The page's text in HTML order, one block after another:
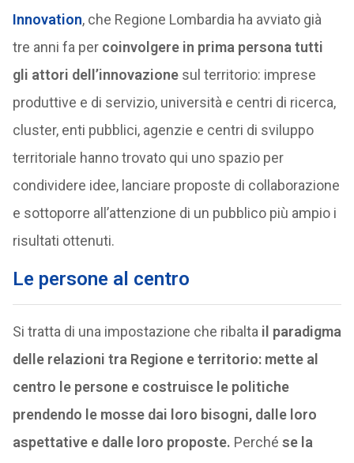
Innovation, che Regione Lombardia ha avviato già
tre anni fa per coinvolgere in prima persona tutti
gli attori dell’innovazione sul territorio: imprese
produttive e di servizio, università e centri di ricerca,
cluster, enti pubblici, agenzie e centri di sviluppo
territoriale hanno trovato qui uno spazio per
condividere idee, lanciare proposte di collaborazione
e sottoporre all’attenzione di un pubblico più ampio i
risultati ottenuti.
Le persone al centro
Si tratta di una impostazione che ribalta il paradigma
delle relazioni tra Regione e territorio: mette al
centro le persone e costruisce le politiche
prendendo le mosse dai loro bisogni, dalle loro
aspettative e dalle loro proposte. Perché se la